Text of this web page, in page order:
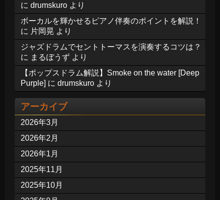
に drumskuro より
ボーカルを輝かせるピアノ伴奏のポイントを解説！
に 片岡晃 より
ジャズドラムでセントトーマスを演奏するコツは？
に まるぼうず より
【ポップスドラム解説】Smoke on the water [Deep
Purple] に drumskuro より
アーカイブ
2026年3月
2026年2月
2026年1月
2025年11月
2025年10月